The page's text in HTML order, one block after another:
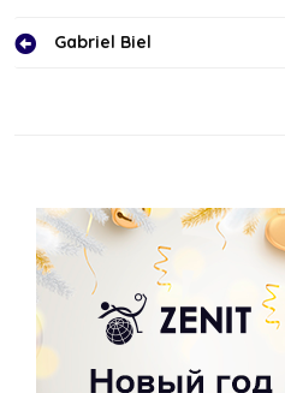
Навигация
Gabriel Biel